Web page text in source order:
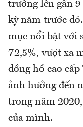
trưởng lên gần
kỳ năm trước
mục nổi bật với
72,5%, vượt xa
đồng hồ cao
ảnh hưởng đến
trong năm
của mình.